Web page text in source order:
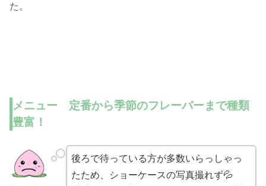
た。
メニュー 定番から季節のフレーバーまで種類
豊富！
後ろで待っている方が多数いらっしゃっ
たため、ショーケースの写真撮れず💦